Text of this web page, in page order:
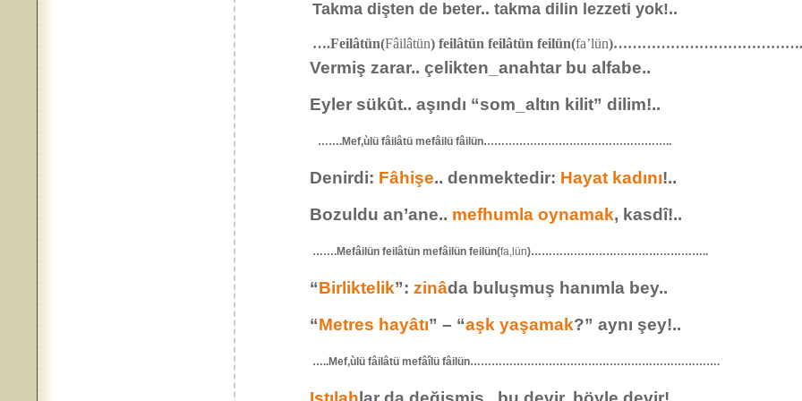
Takma dişten de beter.. takma dilin lezzeti yok!..
….Feilâtün(Fâilâtün) feilâtün feilâtün feilün(fa’lün
Vermiş zarar.. çelikten_anahtar bu alfabe..
Eyler sükût.. aşındı “som_altın kilit” dilim!..
…….Mef,ùlü fâilâtü mefâilü fâilün……………………………………………..
Denirdi: Fâhişe.. denmektedir: Hayat kadını!..
Bozuldu an’ane.. mefhumla oynamak, kasdî!..
…….Mefâilün feilâtün mefâilün feilün(fa,lün)…………………………………………..
“Birliktelik”:zinâda buluşmuş hanımla bey..
“Metres hayâtı” – “aşk yaşamak?” aynı şey!..
…..Mef,ùlü fâilâtü mefâîlü fâilün…………………………………………………………….